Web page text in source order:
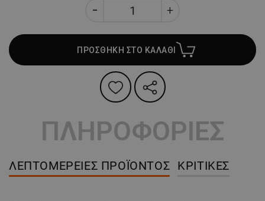
ΠΡΟΣΘΗΚΗ ΣΤΟ ΚΑΛΑΘΙ
ΠΛΗΡΟΦΟΡΙΕΣ
ΛΕΠΤΟΜΈΡΕΙΕΣ ΠΡΟΪΌΝΤΟΣ ΚΡΙΤΙΚΈΣ